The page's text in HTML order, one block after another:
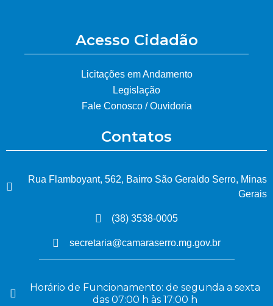
Acesso Cidadão
Licitações em Andamento
Legislação
Fale Conosco / Ouvidoria
Contatos
Rua Flamboyant, 562, Bairro São Geraldo Serro, Minas
Gerais
(38) 3538-0005
secretaria@camaraserro.mg.gov.br
Horário de Funcionamento: de segunda a sexta
das 07:00 h às 17:00 h